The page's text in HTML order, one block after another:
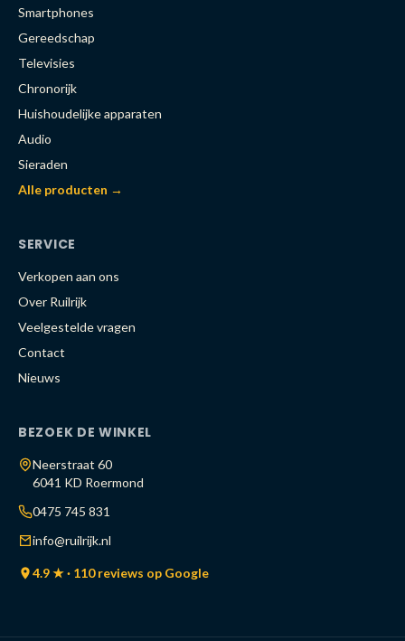
Smartphones
Gereedschap
Televisies
Chronorijk
Huishoudelijke apparaten
Audio
Sieraden
Alle producten →
SERVICE
Verkopen aan ons
Over Ruilrijk
Veelgestelde vragen
Contact
Nieuws
BEZOEK DE WINKEL
Neerstraat 60
6041 KD Roermond
0475 745 831
info@ruilrijk.nl
4.9 ★ · 110 reviews op Google